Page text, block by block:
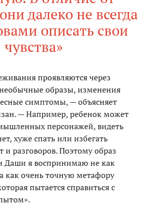
далеко не всегда
описать свои
чувства»
проявляются через
образы, изменения
симптомы, — объясняет
— Например, ребенок может
персонажей, видеть
хуже спать или избегать
и разговоров. Поэтому образ
Даши я воспринимаю не как
как очень точную метафору
пытается справиться с